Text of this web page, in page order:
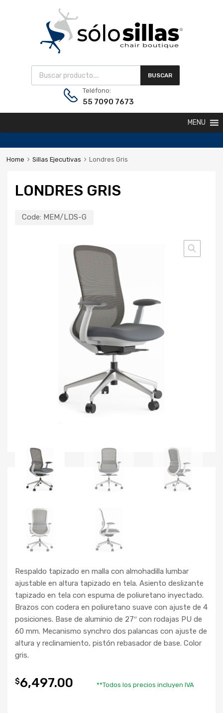
BUSCAR
Teléfono:
55 7090 7673
MENU
Home Sillas Ejecutivas Londres Gris
LONDRES GRIS
Code: MEM/LDS-G
Respaldo tapizado en malla con almohadilla lumbar
ajustable en altura tapizado en tela. Asiento deslizante
tapizado en tela con espuma de poliuretano inyectado.
Brazos con codera en poliuretano suave con ajuste de 4
posiciones. Base de aluminio de 27″ con rodajas PU de
60 mm. Mecanismo synchro dos palancas con ajuste de
altura y reclinamiento, pistón rebasador de base. Color
gris.
$6,497.00 **Todos los precios incluyen IVA